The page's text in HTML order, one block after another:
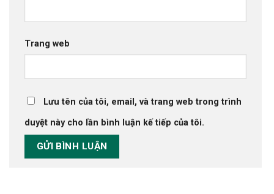
Trang web
Lưu tên của tôi, email, và trang web trong trình
duyệt này cho lần bình luận kế tiếp của tôi.